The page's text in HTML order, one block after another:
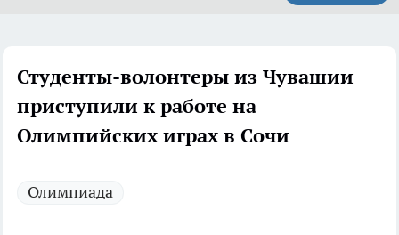
Студенты-волонтеры из Чувашии
приступили к работе на
Олимпийских играх в Сочи
Олимпиада